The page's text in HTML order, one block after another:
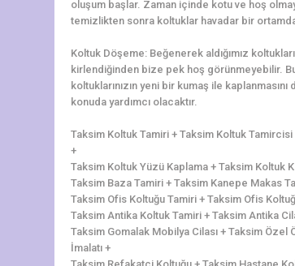
oluşum başlar. Zaman içinde kotu ve hoş
temizlikten sonra koltuklar havadar bir ortamda
Koltuk Döşeme: Beğenerek aldığımız
kirlendiğinden bize pek hoş görünmeyebilir.
koltuklarınızın yeni bir kumaş ile
konuda yardımcı olacaktır.
Taksim Koltuk Tamiri + Taksim Koltuk
+
Taksim Koltuk Yüzü Kaplama + Taksim Koltuk
Taksim Baza Tamiri + Taksim Kanepe Makas
Taksim Ofis Koltuğu Tamiri + Taksim Ofis
Taksim Antika Koltuk Tamiri + Taksim Antika
Taksim Gomalak Mobilya Cilası + Taksim Özel
İmalatı +